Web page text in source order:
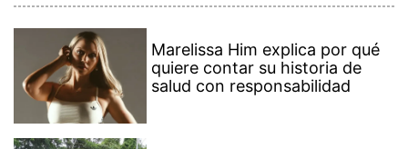
Marelissa Him explica por qué
quiere contar su historia de
salud con responsabilidad